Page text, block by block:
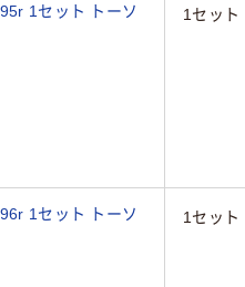
1セット トーソ
1セット
1セット トーソ
1セット